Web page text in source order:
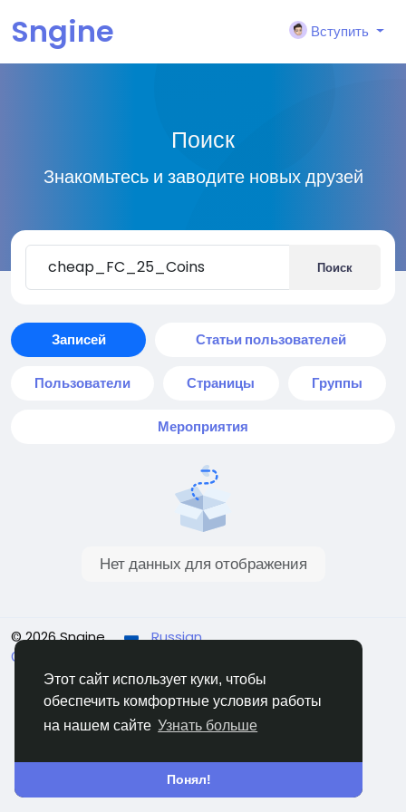
Этот сайт использует куки, чтобы
обеспечить комфортные условия работы
на нашем сайте Узнать больше
Понял!
Sngine Вступить
Поиск
Знакомьтесь и заводите новых друзей
Поиск
Записей Статьи пользователей
Пользователи Страницы Группы
Мероприятия
Нет данных для отображения
© 2026 Sngine
Russian
О нас
Свяжитесь с нами Каталог